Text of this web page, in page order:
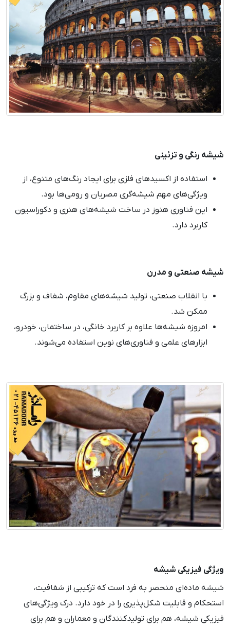
شیشه رنگی و تزئینی
استفاده از اکسیدهای فلزی برای ایجاد رنگ‌های متنوع، از
ویژگی‌های مهم شیشه‌گری مصریان و رومی‌ها بود.
این فناوری هنوز در ساخت شیشه‌های هنری و دکوراسیون
کاربرد دارد.
شیشه صنعتی و مدرن
با انقلاب صنعتی، تولید شیشه‌های مقاوم، شفاف و بزرگ
ممکن شد.
امروزه شیشه‌ها علاوه بر کاربرد خانگی، در ساختمان، خودرو،
ابزارهای علمی و فناوری‌های نوین استفاده می‌شوند.
ویژگی فیزیکی شیشه
شیشه ماده‌ای منحصر به فرد است که ترکیبی از شفافیت،
استحکام و قابلیت شکل‌پذیری را در خود دارد. درک ویژگی‌های
فیزیکی شیشه، هم برای تولیدکنندگان و معماران و هم برای